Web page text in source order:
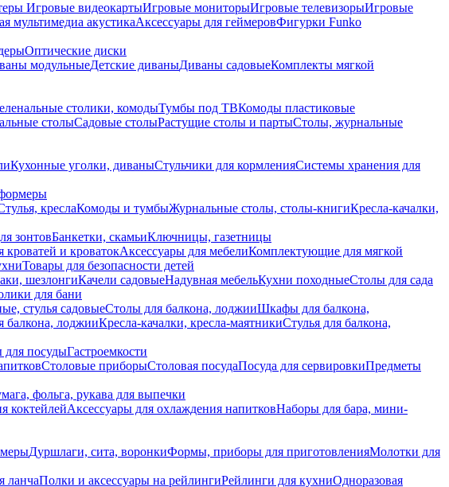
Игровые видеокартыИгровые мониторыИгровые телевизорыИгровые
мультимедиа акустикаАксессуары для геймеровФигурки Funko
Оптические диски
модульныеДетские диваныДиваны садовыеКомплекты мягкой
столики, комодыТумбы под ТВКомоды пластиковые
столыСадовые столыРастущие столы и партыСтолы, журнальные
Кухонные уголки, диваныСтульчики для кормленияСистемы хранения для
креслаКомоды и тумбыЖурнальные столы, столы-книгиКресла-качалки,
зонтовБанкетки, скамьиКлючницы, газетницы
и кроватокАксессуары для мебелиКомплектующие для мягкой
Товары для безопасности детей
шезлонгиКачели садовыеНадувная мебельКухни походныеСтолы для сада
для бани
стулья садовыеСтолы для балкона, лоджииШкафы для балкона,
балкона, лоджииКресла-качалки, кресла-маятникиСтулья для балкона,
для посудыГастроемкости
Столовые приборыСтоловая посудаПосуда для сервировкиПредметы
фольга, рукава для выпечки
коктейлейАксессуары для охлаждения напитковНаборы для бара, мини-
Дуршлаги, сита, воронкиФормы, приборы для приготовленияМолотки для
ланчаПолки и аксессуары на рейлингиРейлинги для кухниОдноразовая